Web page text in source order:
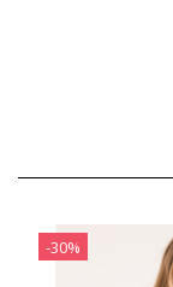
-30%